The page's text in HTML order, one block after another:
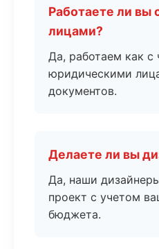
Работаете ли вы
лицами?
Да, работаем как с
юридическими
документов.
Делаете ли вы
Да, наши
проект с учетом
бюджета.